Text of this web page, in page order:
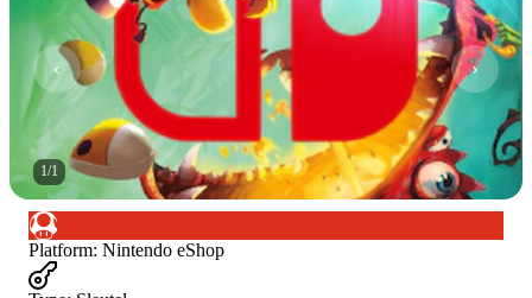
1/1
Platform: Nintendo eShop